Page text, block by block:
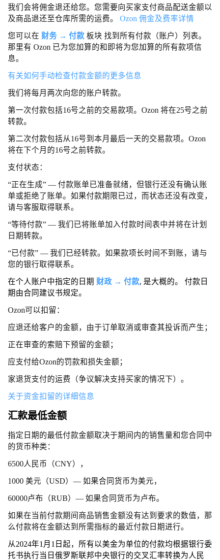
我们会将佣金退还给您。您需要向买家支付商品配送金额以
及商品退还至仓库所需的运费。 Ozon 佣金及费率详情
您可以在 财务 → 付款 板块 找到所有付款（账户）列表。
那里有 Ozon 已为您加算的和即将为您加算的所有款项信
息。
有关如何手动检查付款金额的更多信息
我们将每月两次向您的账户转款。
第一次付款包括16号之前的交易款项。Ozon 将在25号之前
转款。
第二次付款包括从16号到本月最后一天的交易款项。Ozon
将在下个月的16号之前转款。
支付状态：
“正在生成” — 付款账单已准备就绪，但银行还没有确认账
单或拒绝了账单。如果付款期限已过，而状态还没有改变，
请与客服取得联系。
“等待付款” — 我们已将账单加入付款时间表中并将在计划
日期转款。
“已付款” — 我们已经转款。如果款项长时间不到账，请与
您的银行取得联系。
在个人账户中指定的日期 财政 → 付款, 是大概的。 付款日
期由合同建议书规定。
Ozon可以扣留：
应退还给客户的金额，由于订单取消或审查其投诉而产生；
正在审查的索赔下预留的金额；
应支付给Ozon的罚款和损失金额；
家退货支付的运费（争议解决支持买家的情况下）。
关于资金扣留的详细信息
汇款最低金额
指定日期的最低付款金额取决于期间内的销售量和您合同中
的货币种类：
6500人民币（CNY），
1000 美元（USD）— 如果合同货币为美元，
60000卢布（RUB）— 如果合同货币为卢布。
如果在当前付款期间商品销售金额没有达到要求的数值，那
么付款将在金额达到所需指标的最近付款日期进行。
从2024年1月1日起，所有以美金为单位的付款均根据银行委
托书执行当日俄罗斯联邦中央银行的交叉汇率转换为人民